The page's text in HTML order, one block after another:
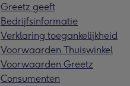
Greetz geeft
Bedrijfsinformatie
Verklaring toegankelijkheid
Voorwaarden Thuiswinkel
Voorwaarden Greetz
Consumenten